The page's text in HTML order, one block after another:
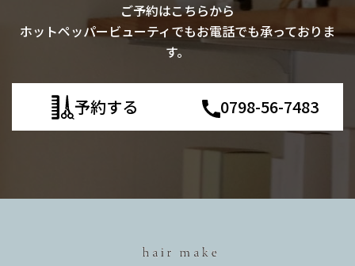
ご予約はこちらから
ホットペッパービューティでもお電話でも承っておりま
す。
予約する 0798-56-7483